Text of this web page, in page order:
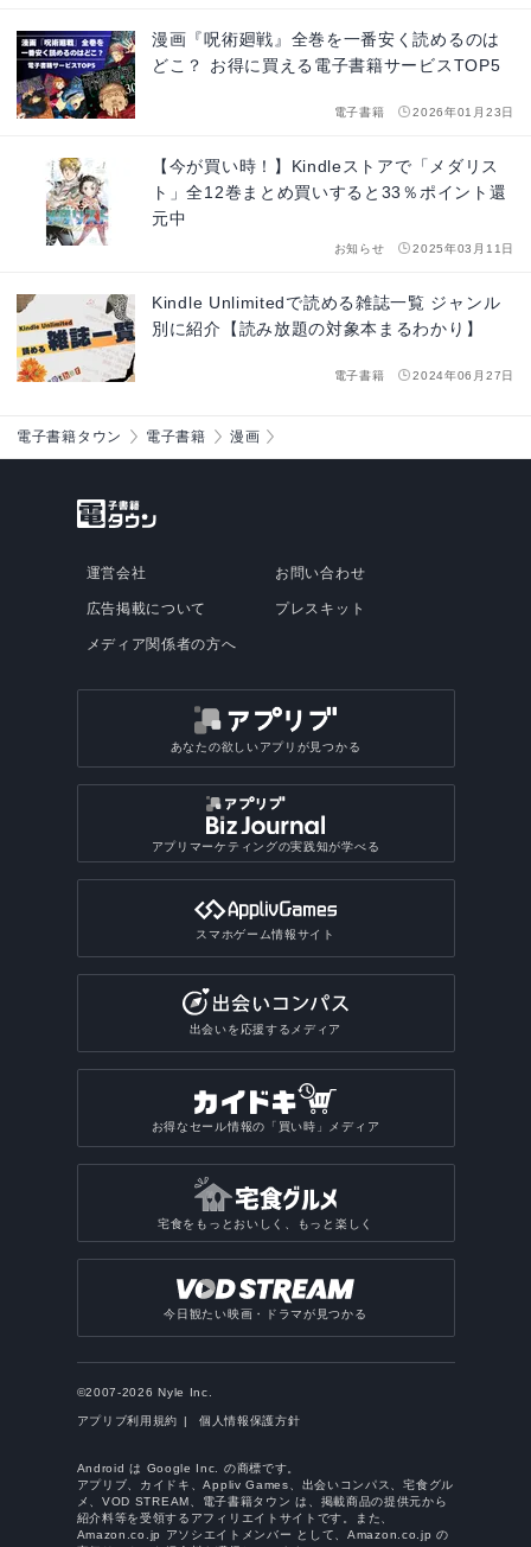
漫画『呪術廻戦』全巻を一番安く読めるのは
どこ？ お得に買える電子書籍サービスTOP5
電子書籍 2026年01月23日
【今が買い時！】Kindleストアで「メダリス
ト」全12巻まとめ買いすると33％ポイント還
元中
お知らせ 2025年03月11日
Kindle Unlimitedで読める雑誌一覧 ジャンル
別に紹介【読み放題の対象本まるわかり】
電子書籍 2024年06月27日
電子書籍タウン 電子書籍 漫画
運営会社
広告掲載について
メディア関係者の方へ
お問い合わせ
プレスキット
あなたの欲しいアプリが見つかる
アプリマーケティングの実践知が学べる
スマホゲーム情報サイト
出会いを応援するメディア
お得なセール情報の「買い時」メディア
宅食をもっとおいしく、もっと楽しく
今日観たい映画・ドラマが見つかる
©2007-2026 Nyle Inc.
アプリブ利用規約 個人情報保護方針
Android は Google Inc. の商標です。
アプリブ、カイドキ、Appliv Games、出会いコンパス、宅食グル
メ、VOD STREAM、電子書籍タウン は、掲載商品の提供元から
紹介料等を受領するアフィリエイトサイトです。また、
Amazon.co.jp アソシエイトメンバー として、Amazon.co.jp の